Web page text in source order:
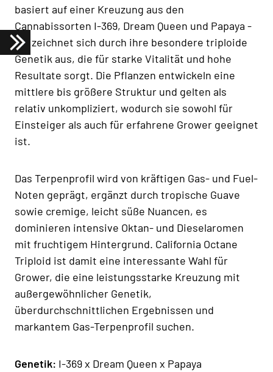
basiert auf einer Kreuzung aus den
Cannabissorten I-369, Dream Queen und Papaya -
sie zeichnet sich durch ihre besondere triploide
Genetik aus, die für starke Vitalität und hohe
Resultate sorgt. Die Pflanzen entwickeln eine
mittlere bis größere Struktur und gelten als
relativ unkompliziert, wodurch sie sowohl für
Einsteiger als auch für erfahrene Grower geeignet
ist.
Das Terpenprofil wird von kräftigen Gas- und Fuel-
Noten geprägt, ergänzt durch tropische Guave
sowie cremige, leicht süße Nuancen, es
dominieren intensive Oktan- und Dieselaromen
mit fruchtigem Hintergrund. California Octane
Triploid ist damit eine interessante Wahl für
Grower, die eine leistungsstarke Kreuzung mit
außergewöhnlicher Genetik,
überdurchschnittlichen Ergebnissen und
markantem Gas-Terpenprofil suchen.
Genetik: I-369 x Dream Queen x Papaya